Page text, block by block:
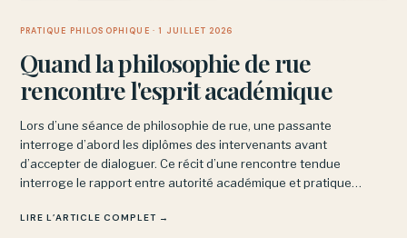
PRATIQUE PHILOSOPHIQUE · 1 JUILLET 2026
Quand la philosophie de rue
rencontre l'esprit académique
Lors d’une séance de philosophie de rue, une passante
interroge d’abord les diplômes des intervenants avant
d’accepter de dialoguer. Ce récit d’une rencontre tendue
interroge le rapport entre autorité académique et pratique
partagé des idées.
LIRE L’ARTICLE COMPLET →